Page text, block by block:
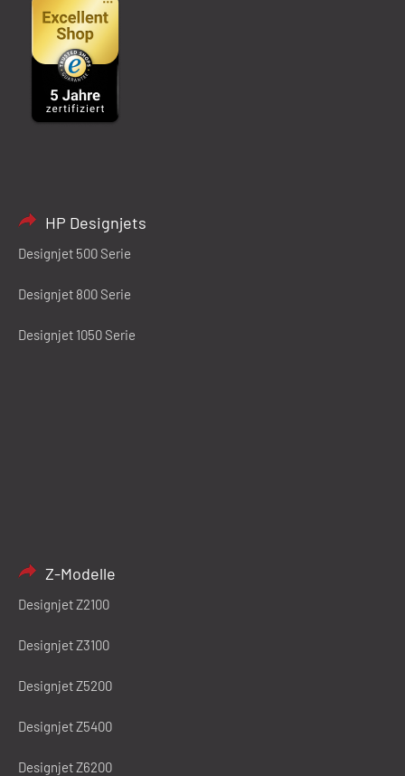
HP Designjets
Designjet 500 Serie
Designjet 800 Serie
Designjet 1050 Serie
Z-Modelle
Designjet Z2100
Designjet Z3100
Designjet Z5200
Designjet Z5400
Designjet Z6200